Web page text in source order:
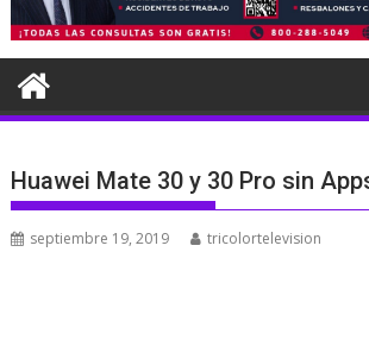
Huawei Mate 30 y 30 Pro sin
septiembre 19, 2019 tricolortelevision